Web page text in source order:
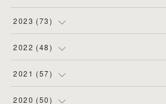
(2)
( 11
(4)
(3)
(4)
(4)
(5)
(5)
(3 )
2023 (73)
(8)
(6)
(7)
2022 (48)
(4)
(4)
2021 (57)
(6)
2020 (50)